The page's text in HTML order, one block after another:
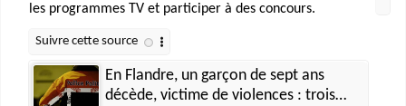
les programmes TV et participer à des concours.
En Flandre, un garçon de sept ans
décède, victime de violences : trois